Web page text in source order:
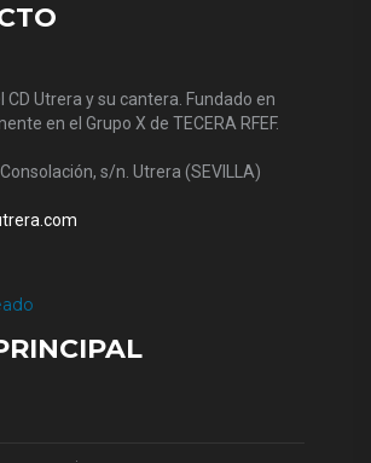
CD Utrera y su cantera. Fundado en
en el Grupo X de TECERA RFEF.
s/n. Utrera (SEVILLA)